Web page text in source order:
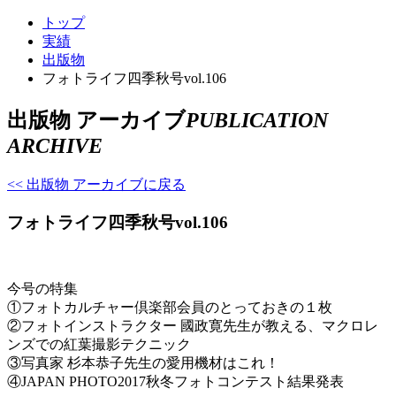
トップ
実績
出版物
フォトライフ四季秋号vol.106
出版物 アーカイブPUBLICATION
ARCHIVE
<< 出版物 アーカイブに戻る
フォトライフ四季秋号vol.106
今号の特集
①フォトカルチャー倶楽部会員のとっておきの１枚
②フォトインストラクター 國政寛先生が教える、マクロレ
ンズでの紅葉撮影テクニック
③写真家 杉本恭子先生の愛用機材はこれ！
④JAPAN PHOTO2017秋冬フォトコンテスト結果発表